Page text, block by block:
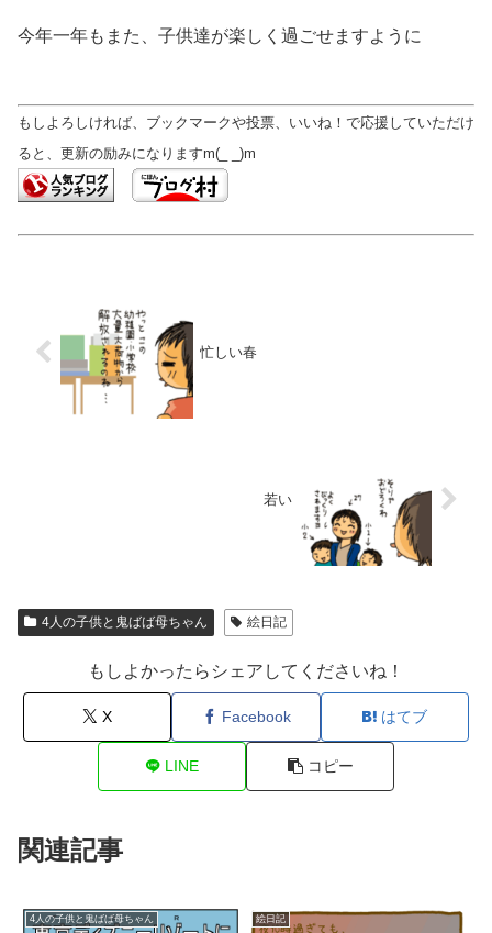
今年一年もまた、子供達が楽しく過ごせますように
もしよろしければ、ブックマークや投票、いいね！で応援していただけ
ると、更新の励みになりますm(_ _)m
忙しい春
若い
4人の子供と鬼ばば母ちゃん 絵日記
もしよかったらシェアしてくださいね！
X Facebook はてブ
LINE コピー
関連記事
4人の子供と鬼ばば母ちゃん 絵日記